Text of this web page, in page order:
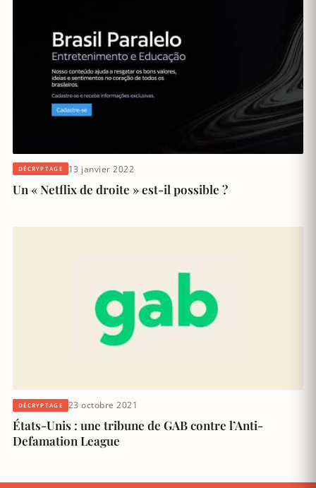
DÉCRYPTAGE 13 janvier 2022
Un « Netflix de droite » est-il possible ?
DÉCRYPTAGE 23 octobre 2021
États-Unis : une tribune de GAB contre l’Anti-
Defamation League